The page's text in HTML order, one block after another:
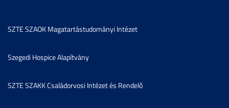
SZTE SZAOK Magatartástudományi Intézet
Szegedi Hospice Alapítvány
SZTE SZAKK Családorvosi Intézet és Rendelő